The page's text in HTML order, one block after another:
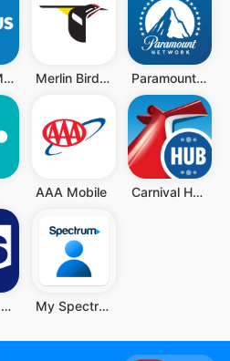
Securus Mobile Merlin Bird ID de Cornell Lab Paramount Network
AAA Mobile Carnival HUB
U.S. Bank Mobile Banking My Spectrum